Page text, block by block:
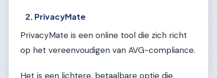
2. PrivacyMate
PrivacyMate is een online tool die zich richt
op het vereenvoudigen van AVG-compliance.
Het is een lichtere, betaalbare optie die